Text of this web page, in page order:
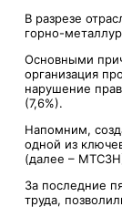
В разрезе
горно-
Основными
организация
нарушение
(7,6%).
Напомним,
одной из
(далее –
За последние
труда,